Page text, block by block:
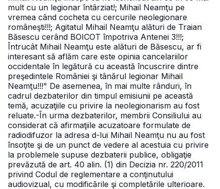
mult cu un legionar întârziat!; Mihail Neamţu pe
vremea când cocheta cu cercurile neolegionare
româneşti!!!; Agitatul Mihail Neamţu alături de Traian
Băsescu cerând BOICOT împotriva Antenei 3!!!;
Întrucât Mihail Neamţu este alături de Băsescu, ar fi
interesant să aflăm care este opinia cancelariilor
occidentale în legătură cu această încuscrire dintre
preşedintele României şi tânărul legionar Mihail
Neamţu!!!" De asemenea, în mai multe rânduri, în
cadrul dezbaterilor din timpul emisiunii pe această
temă, acuzaţiile cu privire la neolegionarism au fost
reluate.-În urma dezbaterilor, membrii Consiliului au
considerat că afirmaţiile acuzatoare formulate de
radiodifuzor la adresa d-lui Mihail Neamţu nu au fost
însoţite şi de un punct de vedere al acestuia cu privire
la problemele supuse dezbaterii publice, obligaţie
prevăzută de art. 40 alin. (1) din Decizia nr. 220/2011
privind Codul de reglementare a conţinutului
audiovizual, cu modificările şi completările ulterioare.